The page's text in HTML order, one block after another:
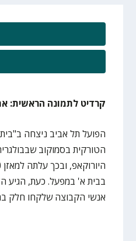
קרדיט לתמונה הראשית:
הטורקית בסמוקוב
בבית א' במפעל. כעת, הגיע
אנשי הקבוצה שלקחו חלק